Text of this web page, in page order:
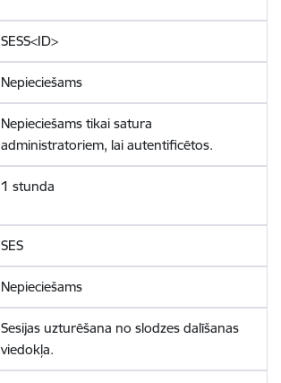
SESS<ID>
Nepieciešams
Nepieciešams tikai satura
administratoriem, lai autentificētos.
1 stunda
SES
Nepieciešams
Sesijas uzturēšana no slodzes dalīšanas
viedokļa.